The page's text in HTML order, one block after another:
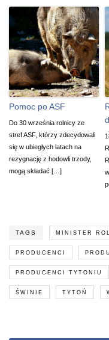
Pomoc po ASF
Do 30 września rolnicy ze
stref ASF, którzy zdecydowali
się w ubiegłych latach na
rezygnację z hodowli trzody,
mogą składać […]
TAGS MINISTER
PRODUCENCI
PRODUCENCI TYTONIU
ŚWINIE TYTOŃ